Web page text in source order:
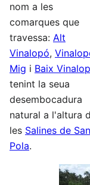
nom a les
comarques que
travessa: Alt
Vinalopó,
Mig i Baix
tenint la seua
desembocadura
natural a l'altura
les Salines de
Pola.